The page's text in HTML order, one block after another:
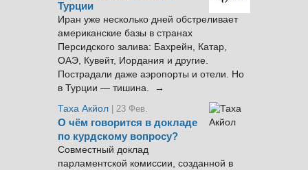
Турции
Иран уже несколько дней обстреливает
американские базы в странах
Персидского залива: Бахрейн, Катар,
ОАЭ, Кувейт, Иордания и другие.
Пострадали даже аэропорты и отели. Но
в Турции — тишина. →
Таха Акйол | 23 Фев.
О чём говорится в докладе
по курдскому вопросу?
Совместный доклад
парламентской комиссии, созданной в